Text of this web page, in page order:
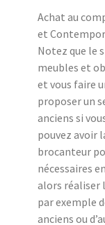
Achat au
et
Notez que le
meubles et
et vous faire
proposer un
anciens si
pouvez avoir
brocanteur
nécessaires
alors réaliser
par exemple
anciens ou